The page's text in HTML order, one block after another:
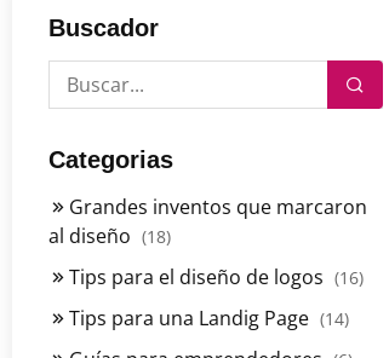
Buscador
Categorias
Grandes inventos que marcaron
al diseño (18)
Tips para el diseño de logos (16)
Tips para una Landig Page (14)